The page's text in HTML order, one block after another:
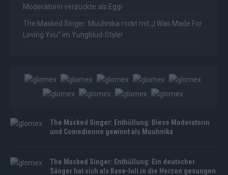
Moderatorin verzückte als Eggi
The Masked Singer: Muuhnika rockt mit „I Was Made For
Loving You“ im Yungblud-Style!
The Masked Singer: Enthüllung: Diese Moderatorin
und Comedienne gewinnt als Muuhnika
The Masked Singer: Enthüllung: Ein deutscher
Sänger hat sich als Rave-Ioli in die Herzen gesungen